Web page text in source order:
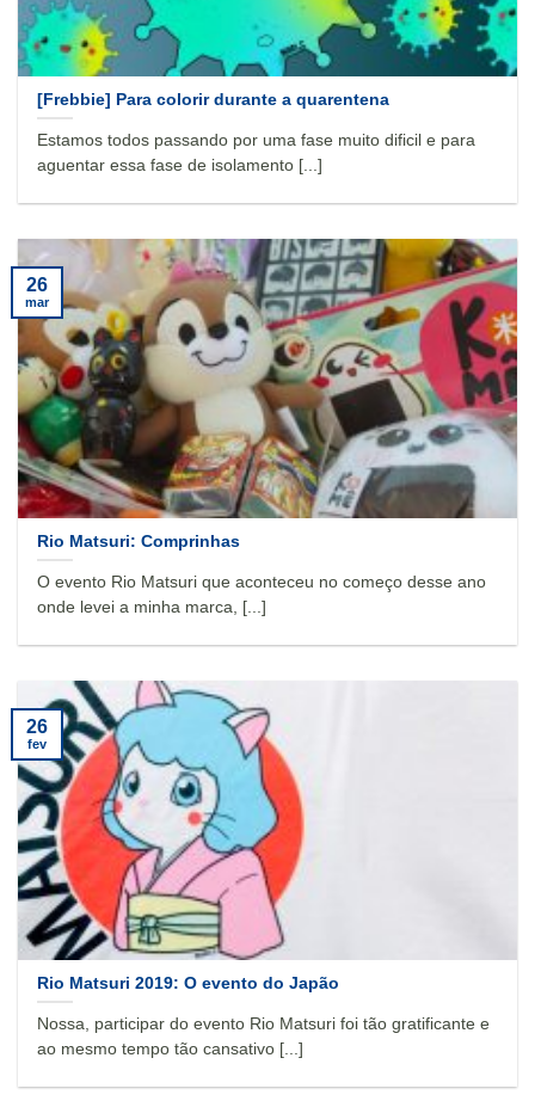
[Frebbie] Para colorir durante a quarentena
Estamos todos passando por uma fase muito dificil e para
aguentar essa fase de isolamento [...]
Rio Matsuri: Comprinhas
O evento Rio Matsuri que aconteceu no começo desse ano
onde levei a minha marca, [...]
26
mar
Rio Matsuri 2019: O evento do Japão
Nossa, participar do evento Rio Matsuri foi tão gratificante e
ao mesmo tempo tão cansativo [...]
26
fev